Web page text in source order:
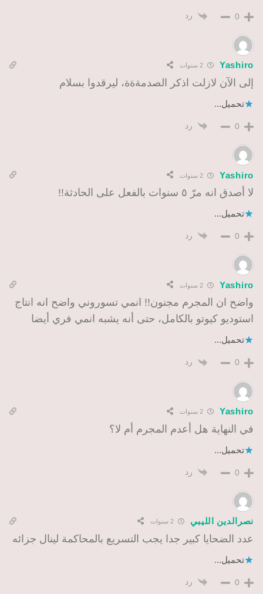
0 رد
Yashiro
إلى الآن لازلت اذكر الصدمةةة، ليرقدوا بسلام
تحميل...
0 رد
Yashiro
لا أصدق انه مرّ ٥ سنوات بالفعل على الحادثة!!
تحميل...
0 رد
Yashiro
واضح ان المجرم مجنون!! انمي تسوروني واضح انه انتاج
استوديو كيوتو بالكامل، حتى أنه يشبه انمي فري أيضا
تحميل...
0 رد
Yashiro
في النهاية هل أعدم المجرم أم لا؟
تحميل...
0 رد
نصرالدين الليبي 2 سنوات
عدد الضحايا كبير جدا يجب التسريع بالمحاكمة لينال جزائه
تحميل...
0 رد